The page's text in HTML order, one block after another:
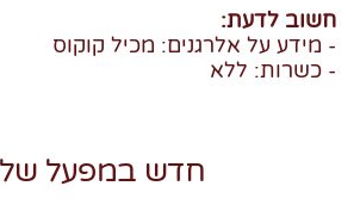
חשוב לדעת:
- מידע על אלרגנים: מכיל קוקוס
- כשרות: ללא
חדש במפעל